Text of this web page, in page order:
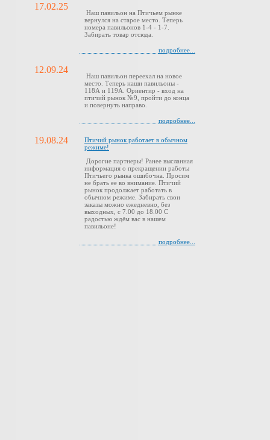
17.02.25
Наш павильон на Птичьем рынке
вернулся на старое место. Теперь
номера павильонов 1-4 - 1-7.
Забирать товар отсюда.
подробнее...
12.09.24
Наш павильон переехал на новое
место. Теперь наши павильоны -
118А и 119А. Ориентир - вход на
птичий рынок №9, пройти до конца
и повернуть направо.
подробнее...
19.08.24
Птичий рынок работает в обычном
режиме!
Дорогие партнеры! Ранее высланная
информация о прекращении работы
Птичьего рынка ошибочна. Просим
не брать ее во внимание. Птичий
рынок продолжает работать в
обычном режиме. Забирать свои
заказы можно ежедневно, без
выходных, с 7.00 до 18.00 С
радостью ждём вас в нашем
павильоне!
подробнее...